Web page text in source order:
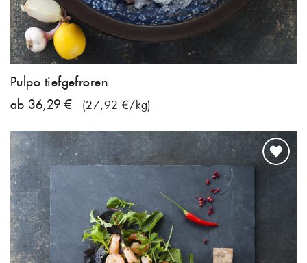
Pulpo tiefgefroren
ab 36,29 €
(27,92 €/kg)